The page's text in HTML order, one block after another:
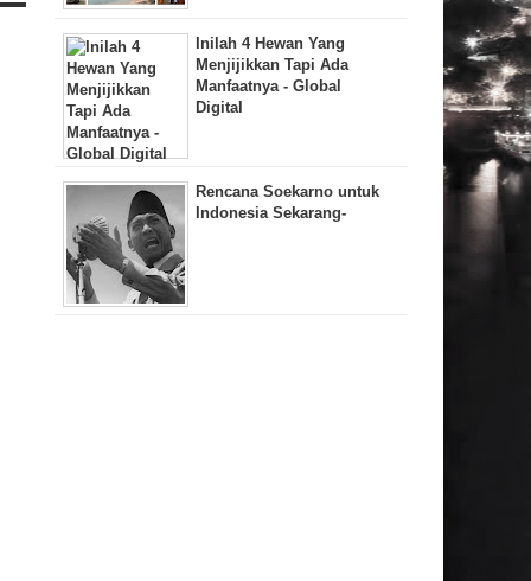
Inilah 4 Hewan Yang
Menjijikkan Tapi Ada
Manfaatnya - Global
Digital
Rencana Soekarno untuk
Indonesia Sekarang-